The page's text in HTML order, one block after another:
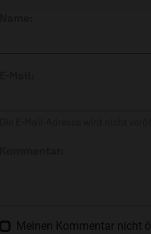
Meinen Kommentar nicht